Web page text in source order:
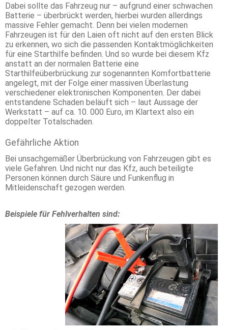
Dabei sollte das Fahrzeug nur – aufgrund einer schwachen
Batterie – überbrückt werden, hierbei wurden allerdings
massive Fehler gemacht. Denn bei vielen modernen
Fahrzeugen ist für den Laien oft nicht auf den ersten Blick
zu erkennen, wo sich die passenden Kontaktmöglichkeiten
für eine Starthilfe befinden. Und so wurde bei diesem Kfz
anstatt an der normalen Batterie eine
Starthilfeüberbrückung zur sogenannten Komfortbatterie
angelegt, mit der Folge einer massiven Überlastung
verschiedener elektronischen Komponenten. Der dabei
entstandene Schaden beläuft sich – laut Aussage der
Werkstatt – auf ca. 10. 000 Euro, im Klartext also ein
doppelter Totalschaden.
Gefährliche Aktion
Bei unsachgemäßer Überbrückung von Fahrzeugen gibt es
viele Gefahren. Und nicht nur das Kfz, auch beteiligte
Personen können durch Säure und Funkenflug in
Mitleidenschaft gezogen werden.
Beispiele für Fehlverhalten sind: